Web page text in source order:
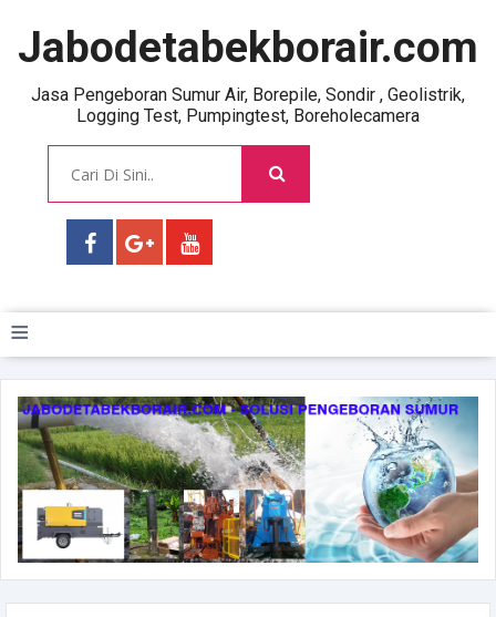
Jabodetabekborair.com
Jasa Pengeboran Sumur Air, Borepile, Sondir , Geolistrik,
Logging Test, Pumpingtest, Boreholecamera
≡